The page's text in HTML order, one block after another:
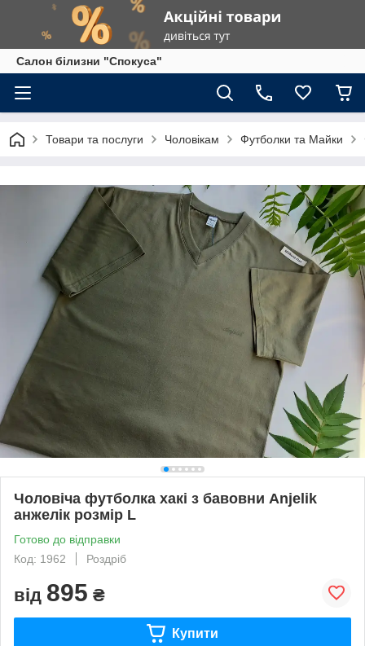
Салон білизни "Спокуса"
Товари та послуги Чоловікам Футболки та Майки
Чоловіча футболка хакі з бавовни Anjelik
анжелік розмір L
Готово до відправки
Код: 1962
Роздріб
від 895 ₴
Купити